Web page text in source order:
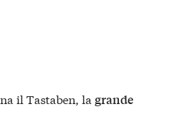
il Tastaben, la grande